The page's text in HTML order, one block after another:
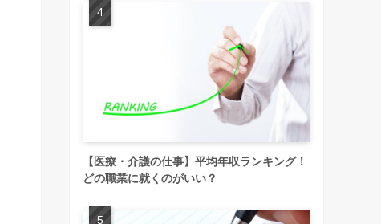
【医療・介護の仕事】平均年収ランキング！
どの職業に就くのがいい？